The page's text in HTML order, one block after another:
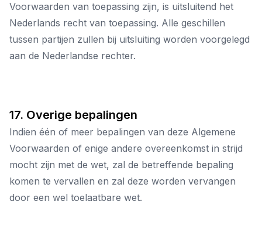
Voorwaarden van toepassing zijn, is uitsluitend het
Nederlands recht van toepassing. Alle geschillen
tussen partijen zullen bij uitsluiting worden voorgelegd
aan de Nederlandse rechter.
17. Overige bepalingen
Indien één of meer bepalingen van deze Algemene
Voorwaarden of enige andere overeenkomst in strijd
mocht zijn met de wet, zal de betreffende bepaling
komen te vervallen en zal deze worden vervangen
door een wel toelaatbare wet.